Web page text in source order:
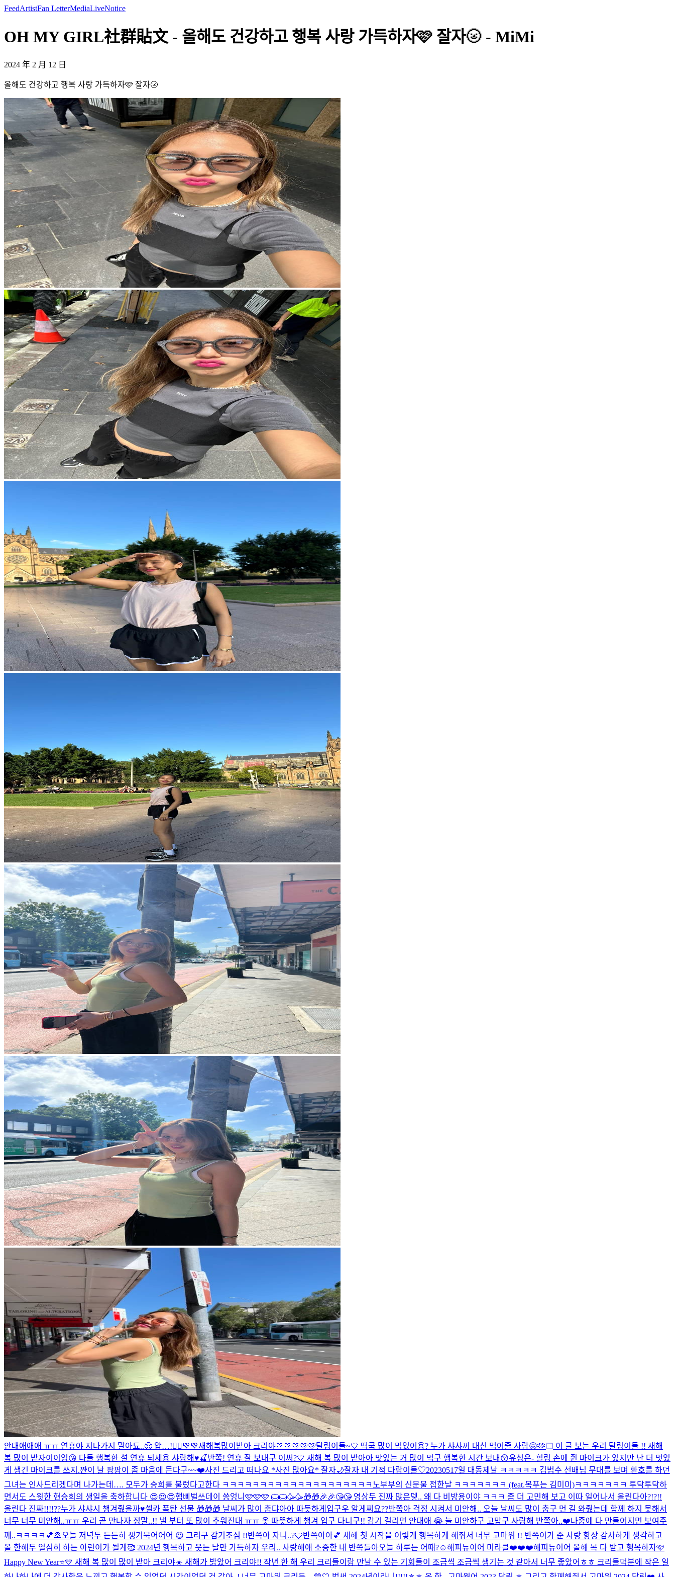
FeedArtistFan LetterMediaLiveNotice
OH MY GIRL社群貼文 - 올해도 건강하고 행복 사랑 가득하자🩷 잘자🌝 - MiMi
2024 年 2 月 12 日
올해도 건강하고 행복 사랑 가득하자🩷 잘자🌝
안대애애애 ㅠㅠ 연휴야 지나가지 말아됴..🥺 얍…!🧚‍♀️💚💚새해복많이받아 크리야🩷🩷🩷🩷🩷달링이들~💙 떡국 많이 먹었어용? 누가 샤샤꺼 대신 먹어줄 사람😖🫶🏻 이 글 보는 우리 달링이들 !! 새해
복 많이 받자이이잉😘 다들 행복한 설 연휴 되세용 샤랑해♥️🍒 반쪽! 연휴 잘 보내구 이써?🤍 새해 복 많이 받아아 맛있는 거 많이 먹구 행복한 시간 보내😚유성은- 힐링 손에 쥔 마이크가 있지만 난 더 멋있
게 생긴 마이크를 쓰지.쨘이 날 팡팡이 좀 마음에 든다구~~❤️사진 드리고 떠나요 *사진 많아요* 잘자🌙잘자 내 기적 다람이들♡20230517일 대동제날 ㅋㅋㅋㅋㅋ 김범수 선배님 무대를 보며 환호를 하던
그녀는 인사드리겠다며 나가는데…. 모두가 승희를 불렀다고한다 ㅋㅋㅋㅋㅋㅋㅋㅋㅋㅋㅋㅋㅋㅋㅋㅋㅋㅋㅋㅋ 노부부의 신문물 접한날 ㅋㅋㅋㅋㅋㅋㅋ (feat.목푸는 김미미)ㅋㅋㅋㅋㅋㅋㅋ 투닥투닥하
면서도 스윗한 현승희의 생일을 축하합니다 😍😍😍햅삐벌쓰데이 씅엉니🩷🩷🩷 🎂🎂🥳🥳🎁🎁🎉🎉😘😘 영상두 진짜 많은뎋.. 왜 다 비방용이야 ㅋㅋㅋ 좀 더 고민해 보고 이따 일어나서 올린다아?!?!!
올린다 진짜!!!!??누가 샤샤시 챙겨줬을까♥️셀카 폭탄 선물 🎁🎁🎁 날씨가 많이 춥댜아아 따듯하게입구우 알게찌요??반쪽아 걱정 시켜서 미안해.. 오늘 날씨도 많이 춥구 먼 길 와줬는데 함께 하지 못해서
너무 너무 미안해..ㅠㅠ 우리 곧 만나자 정말..!! 낼 부터 또 많이 추워진대 ㅠㅠ 옷 따뜻하게 챙겨 입구 다니구!! 감기 걸리면 안대애 😭 늘 미안하구 고맙구 사랑해 반쪽아..❤️나중에 다 만들어지면 보여주
께..ㅋㅋㅋㅋ💕🙈오늘 저녁두 든든히 챙겨묵어어어 😍 그리구 감기조심 !!반쪽아 자니..?🩵반쪽아아💕 새해 첫 시작을 이렇게 행복하게 해줘서 너무 고마워 !! 반쪽이가 준 사랑 항상 감사하게 생각하고
올 한해두 열심히 하는 아린이가 될게🥰 2024년 행복하고 웃는 날만 가득하자 우리.. 사랑해애 소중한 내 반쪽들아오늘 하루는 어때?☺️해피뉴이어 미라클❤️❤️❤️해피뉴이어 올해 복 다 받고 행복하자🩷
Happy New Year⭐️💛 새해 복 많이 많이 받아 크리야☀️ 새해가 밝았어 크리야!! 작년 한 해 우리 크리들이랑 만날 수 있는 기회들이 조금씩 조금씩 생기는 것 같아서 너무 좋았어ㅎㅎ 크리들덕분에 작은 일